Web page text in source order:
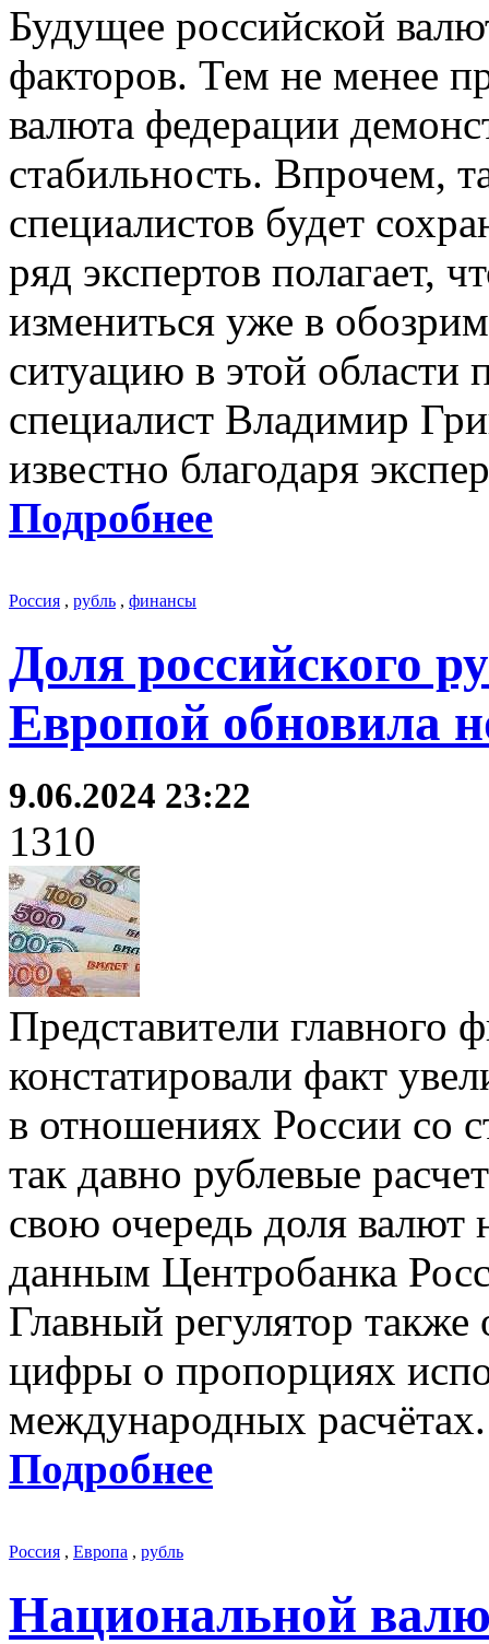
Будущее российской
факторов. Тем не менее
валюта федерации
стабильность. Впрочем,
специалистов будет
ряд экспертов полагает,
измениться уже в
ситуацию в этой
специалист Владимир
известно благодаря
Подробнее
Россия , рубль , финансы
Доля российского
Европой обновила
9.06.2024 23:22
1310
Представители главного
констатировали факт
в отношениях России со
так давно рублевые
свою очередь доля валют
данным Центробанка
Главный регулятор
цифры о пропорциях
международных
Подробнее
Россия , Европа , рубль
Национальной